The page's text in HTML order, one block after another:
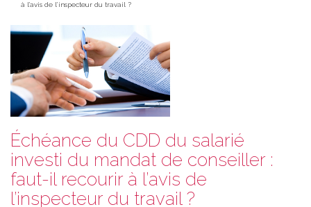
à l’avis de l’inspecteur du travail ?
Échéance du CDD du salarié
investi du mandat de conseiller :
faut-il recourir à l’avis de
l’inspecteur du travail ?